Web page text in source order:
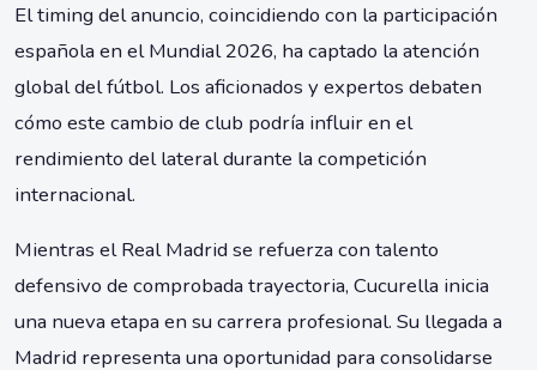
El timing del anuncio, coincidiendo con la participación
española en el Mundial 2026, ha captado la atención
global del fútbol. Los aficionados y expertos debaten
cómo este cambio de club podría influir en el
rendimiento del lateral durante la competición
internacional.
Mientras el Real Madrid se refuerza con talento
defensivo de comprobada trayectoria, Cucurella inicia
una nueva etapa en su carrera profesional. Su llegada a
Madrid representa una oportunidad para consolidarse